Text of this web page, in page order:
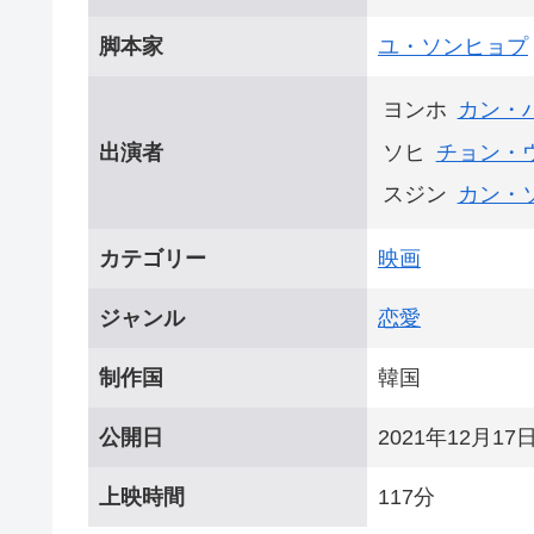
脚本家 ユ・ソンヒョプ
出演者
ヨンホ カン・
ソヒ
チョン・
スジン カン・
カテゴリー 映画
ジャンル 恋愛
制作国 韓国
公開日 2021年12月17日
上映時間 117分